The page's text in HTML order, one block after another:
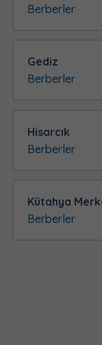
Berberler
Gediz
Berberler
Hisarcık
Berberler
Kütahya
Berberler